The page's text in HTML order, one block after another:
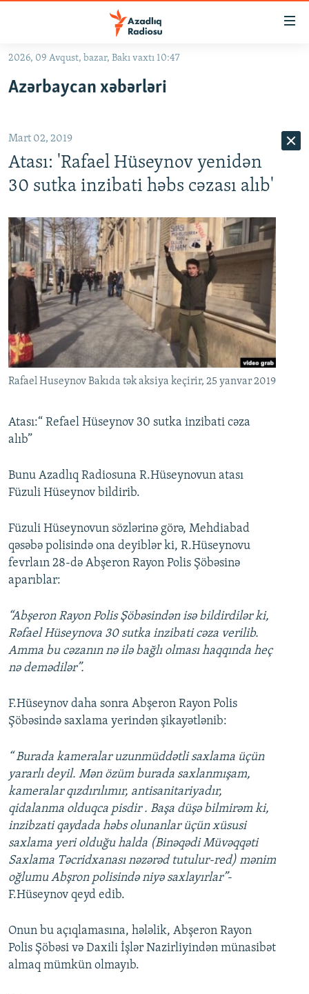
Əsas
qayıt
qayıt
Axtarışa
ARAŞDIRMA
MULTIMEDIA
VIDEO
FOTOQALEREYA
İNFOQRAFIKA
KARIKATURA
RADIO ARXIV
OXU ZALI
AZƏRBAYCAN ƏDƏBIYYATI KITABXANASI
İSLAM VƏ DEMOKRATIYA
HAQQIMIZDA
MISSIYAMIZ
PEŞƏ ETIKASI VƏ JURNALISTIKA STANDARTLARIMIZ
BIZIMLƏ ƏLAQƏ
XƏBƏR BÜLLETENLƏRIMIZ
BIZI IZLƏ
2026, 09 Avqust, bazar, Bakı vaxtı 10:47
Azərbaycan xəbərləri
Mart 02, 2019
Atası: 'Rafael Hüseynov yenidən
30 sutka inzibati həbs cəzası alıb'
Rafael Huseynov Bakıda tək aksiya keçirir, 25 yanvar 2019
Atası:“ Refael Hüseynov 30 sutka inzibati cəza
alıb”
Bunu Azadlıq Radiosuna R.Hüseynovun atası
Füzuli Hüseynov bildirib.
Füzuli Hüseynovun sözlərinə görə, Mehdiabad
qəsəbə polisində ona deyiblər ki, R.Hüseynovu
fevrlaın 28-də Abşeron Rayon Polis Şöbəsinə
aparıblar:
“Abşeron Rayon Polis Şöbəsindən isə bildirdilər ki,
Rəfael Hüseynova 30 sutka inzibati cəza verilib.
Amma bu cəzanın nə ilə bağlı olması haqqında heç
nə demədilər”.
F.Hüseynov daha sonra Abşeron Rayon Polis
Şöbəsində saxlama yerindən şikayətlənib:
“ Burada kameralar uzunmüddətli saxlama üçün
yararlı deyil. Mən özüm burada saxlanmışam,
kameralar qızdırılımır, antisanitariyadır,
qidalanma olduqca pisdir . Başa düşə bilmirəm ki,
inzibzati qaydada həbs olunanlar üçün xüsusi
saxlama yeri olduğu halda (Binəqədi Müvəqqəti
Saxlama Təcridxanası nəzərəd tutulur-red) mənim
oğlumu Abşron polisində niyə saxlayırlar”-
F.Hüseynov qeyd edib.
Onun bu açıqlamasına, hələlik, Abşeron Rayon
Polis Şöbəsi və Daxili İşlər Nazirliyindən münasibət
almaq mümkün olmayıb.